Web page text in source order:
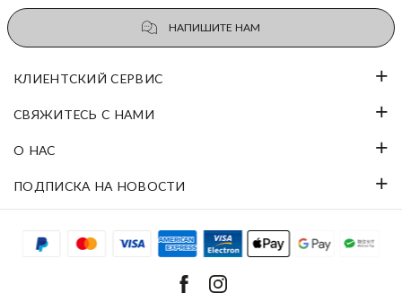
НАПИШИТЕ НАМ
КЛИЕНТСКИЙ СЕРВИС
СВЯЖИТЕСЬ С НАМИ
О НАС
ПОДПИСКА НА НОВОСТИ